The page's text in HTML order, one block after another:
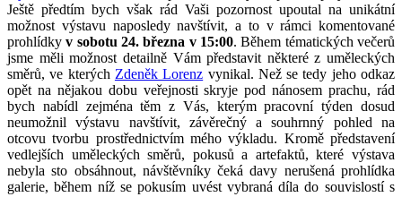
Ještě předtím bych však rád Vaši pozornost upoutal na unikátní
možnost výstavu naposledy navštívit, a to v rámci komentované
prohlídkyv sobotu 24. března v 15:00. Během tématických večerů
jsme měli možnost detailně Vám představit některé z uměleckých
směrů, ve kterých Zdeněk Lorenz vynikal. Než se tedy jeho odkaz
opět na nějakou dobu veřejnosti skryje pod nánosem prachu, rád
bych nabídl zejména těm z Vás, kterým pracovní týden dosud
neumožnil výstavu navštívit, závěrečný a souhrnný pohled na
otcovu tvorbu prostřednictvím mého výkladu. Kromě představení
vedlejších uměleckých směrů, pokusů a artefaktů, které výstava
nebyla sto obsáhnout, návštěvníky čeká davy nerušená prohlídka
galerie, během níž se pokusím uvést vybraná díla do souvislostí s